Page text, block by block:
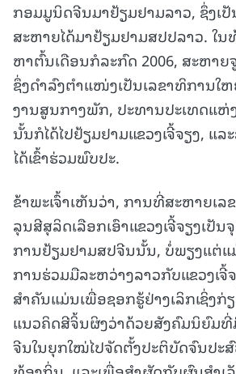
ກອມມູນິດຈີນມາຢ້ຽມຢາມລາວ, ຊຶ່ງເ
ສະຫາຍໄດ້ມາຢ້ຽມຢາມສປປລາວ. ໃ
ຫາຕົ້ນເດືອນກໍລະກົດ 2006, ສະຫາຍ
ຊຶ່ງດຳລົງຕຳແໜ່ງເປັນເລຂາທິການໃ
ງານສູນກາງພັກ, ປະທານປະເທດແຫ່
ນັ້ນກໍໄດ້ໄປຢ້ຽມຢາມແຂວງເຈີ້ຈຽງ, ແ
ໄດ້ເຂົ້າຮ່ວມພົບປະ.
ຂ້າພະເຈົ້າເຫັນວ່າ, ການທີ່ສະຫາຍເ
ລຸນສີສຸລິດເລືອກເອົາແຂວງເຈີ້ຈຽງເປັ
ການຢ້ຽມຢາມສປຈີນນັ້ນ, ບໍ່ພຽງແຕ່ແ
ການຮ່ວມມືລະຫວ່າງລາວກັບແຂວງເຈີ້
ສຳຄັນແມ່ນເພື່ອຊອກຮູ້ຢ່າງເລິກເຊິ່ງກ່
ແນວຄິດສີຈິ້ນຜິງວ່າດ້ວຍສັງຄົມນິຍົມ
ຈີນໃນຍຸກໃໝ່ໄປຈັດຕັ້ງປະຕິບັດຈົນປະ